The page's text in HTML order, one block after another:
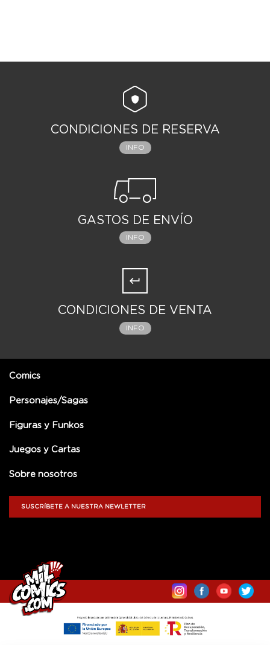
CONDICIONES DE RESERVA
INFO
GASTOS DE ENVÍO
INFO
CONDICIONES DE VENTA
INFO
Comics
Personajes/Sagas
Figuras y Funkos
Juegos y Cartas
Sobre nosotros
SUSCRÍBETE A NUESTRA NEWLETTER